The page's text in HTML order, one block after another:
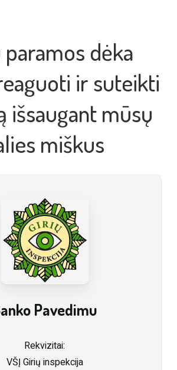
dėka
ir suteikti
išsaugant mūsų
miškus
Pavedimu
Rekvizitai:
VŠĮ Girių inspekcija